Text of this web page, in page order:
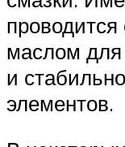
маслом для
и
элементов.